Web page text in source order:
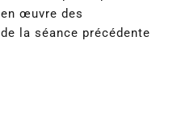
œuvre des
la séance précédente